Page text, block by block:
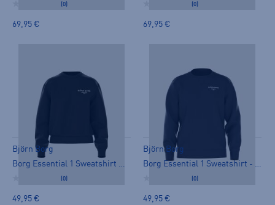
(0)
69,95 €
(0)
69,95 €
Björn Borg
(0)
49,95 €
Björn Borg
(0)
49,95 €